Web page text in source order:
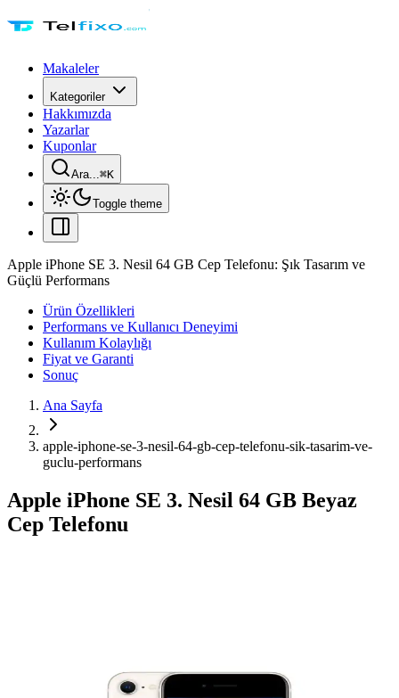
Makaleler
Kategoriler
Hakkımızda
Yazarlar
Kuponlar
Ara...⌘K
Toggle theme
Apple iPhone SE 3. Nesil 64 GB Cep Telefonu: Şık Tasarım ve
Güçlü Performans
Ürün Özellikleri
Performans ve Kullanıcı Deneyimi
Kullanım Kolaylığı
Fiyat ve Garanti
Sonuç
Ana Sayfa
apple-iphone-se-3-nesil-64-gb-cep-telefonu-sik-tasarim-ve-
guclu-performans
Apple iPhone SE 3. Nesil 64 GB Beyaz
Cep Telefonu